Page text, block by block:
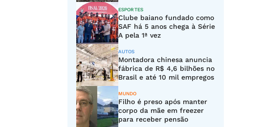
ESPORTES
Clube baiano fundado como
SAF há 5 anos chega à Série
A pela 1ª vez
AUTOS
Montadora chinesa anuncia
fábrica de R$ 4,6 bilhões no
Brasil e até 10 mil empregos
MUNDO
Filho é preso após manter
corpo da mãe em freezer
para receber pensão